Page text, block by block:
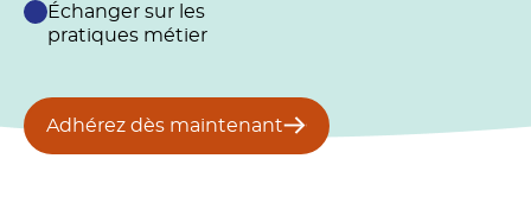
Échanger sur les
pratiques métier
Adhérez dès maintenant